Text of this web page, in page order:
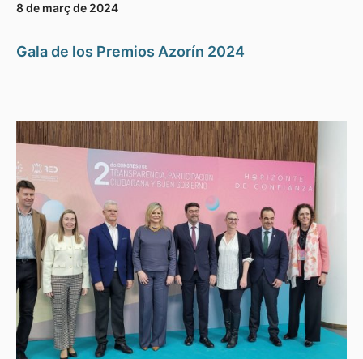
8 de març de 2024
Gala de los Premios Azorín 2024